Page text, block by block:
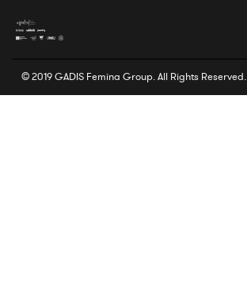
© 2019 GADIS Femina Group. All Rights Reserved.